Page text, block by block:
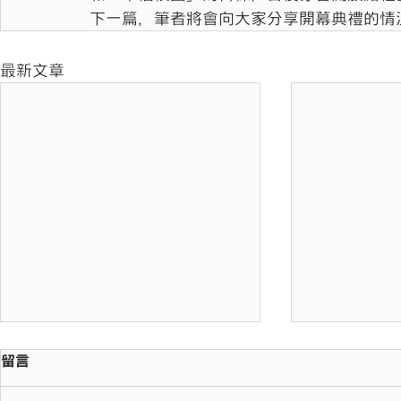
下一篇，筆者將會向大家分享開幕典禮的情
最新文章
留言